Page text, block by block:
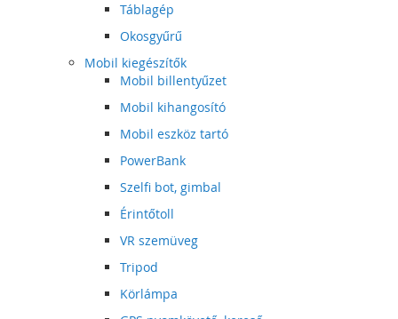
Táblagép
Okosgyűrű
Mobil kiegészítők
Mobil billentyűzet
Mobil kihangosító
Mobil eszköz tartó
PowerBank
Szelfi bot, gimbal
Érintőtoll
VR szemüveg
Tripod
Körlámpa